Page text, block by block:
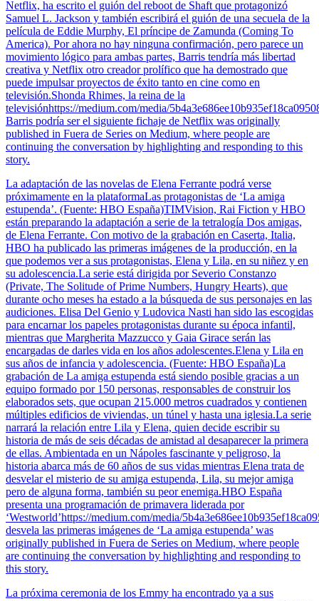
Netflix, ha escrito el guión del reboot de Shaft que protagonizó
Samuel L. Jackson y también escribirá el guión de una secuela de la
película de Eddie Murphy, El príncipe de Zamunda (Coming To
America). Por ahora no hay ninguna confirmación, pero parece un
movimiento lógico para ambas partes, Barris tendría más libertad
creativa y Netflix otro creador prolífico que ha demostrado que
puede impulsar proyectos de éxito tanto en cine como en
televisión.Shonda Rhimes, la reina de la
televisiónhttps://medium.com/media/
Barris podría ser el siguiente fichaje de Netflix was originally
published in Fuera de Series on Medium, where people are
continuing the conversation by highlighting and responding to this
story.
La adaptación de las novelas de Elena Ferrante podrá verse
próximamente en la plataformaLas protagonistas de ‘La amiga
estupenda’. (Fuente: HBO España)TIMVision, Rai Fiction y HBO
están preparando la adaptación a serie de la tetralogía Dos amigas,
de Elena Ferrante. Con motivo de la grabación en Caserta, Italia,
HBO ha publicado las primeras imágenes de la producción, en la
que podemos ver a sus protagonistas, Elena y Lila, en su niñez y en
su adolescencia.La serie está dirigida por Severio Constanzo
(Private, The Solitude of Prime Numbers, Hungry Hearts), que
durante ocho meses ha estado a la búsqueda de sus personajes en las
audiciones. Elisa Del Genio y Ludovica Nasti han sido las escogidas
para encarnar los papeles protagonistas durante su época infantil,
mientras que Margherita Mazzucco y Gaia Girace serán las
encargadas de darles vida en los años adolescentes.Elena y Lila en
sus años de infancia y adolescencia. (Fuente: HBO España)La
grabación de La amiga estupenda está siendo posible gracias a un
equipo formado por 150 personas, responsables de construir los
elaborados sets, que ocupan 215.000 metros cuadrados y contienen
múltiples edificios de viviendas, un túnel y hasta una iglesia.La serie
narrará la relación entre Lila y Elena, quien decide escribir su
historia de más de seis décadas de amistad al desaparecer la primera
de ellas. Ambientada en un Nápoles fascinante y peligroso, la
historia abarca más de 60 años de sus vidas mientras Elena trata de
desvelar el misterio de su amiga estupenda, Lila, su mejor amiga
pero de alguna forma, también su peor enemiga.HBO España
presenta una programación de primavera liderada por
‘Westworld’https://medium.com/media/
desvela las primeras imágenes de ‘La amiga estupenda’ was
originally published in Fuera de Series on Medium, where people
are continuing the conversation by highlighting and responding to
this story.
La próxima ceremonia de los Emmy ha encontrado ya a sus